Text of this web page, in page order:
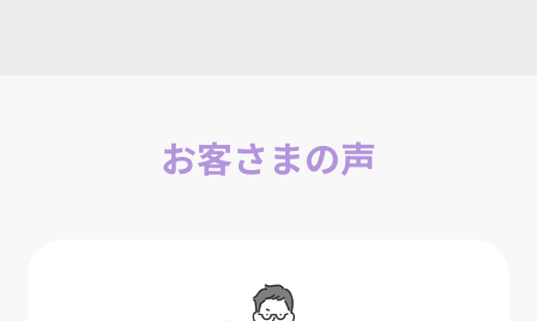
お客さまの声